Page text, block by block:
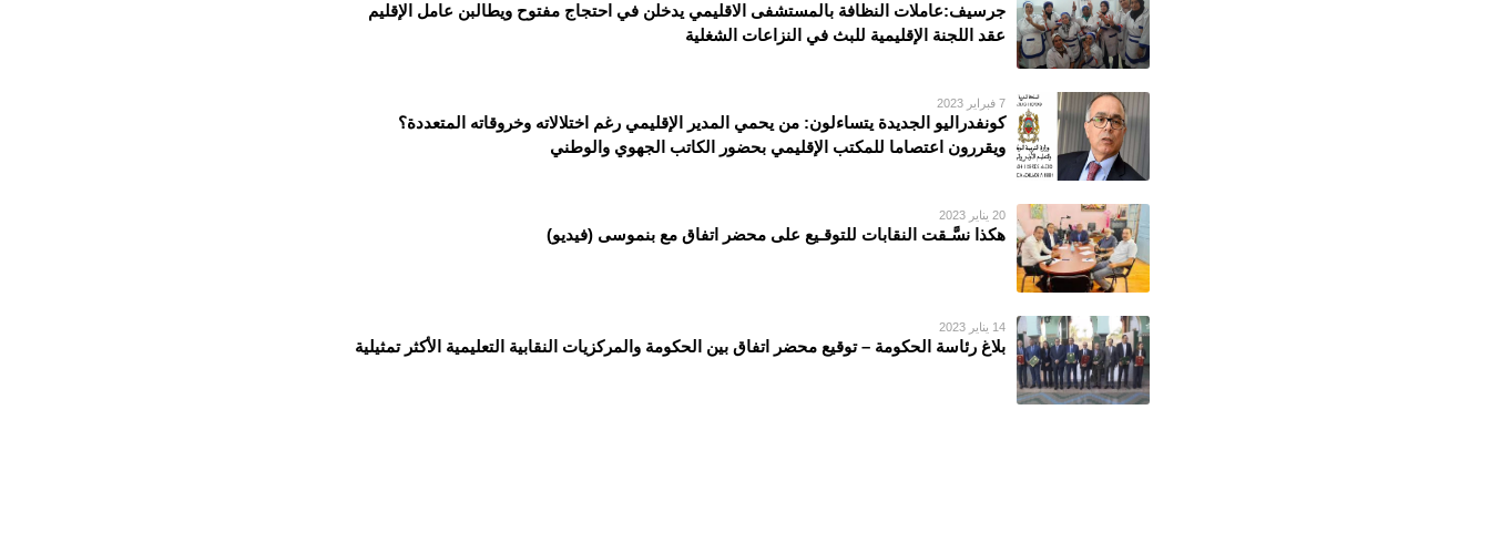
جرسيف:عاملات النظافة بالمستشفى الاقليمي يدخلن في احتجاج مفتوح ويطالبن عامل الإقليم
عقد اللجنة الإقليمية للبث في النزاعات الشغلية
7 فبراير 2023
كونفدراليو الجديدة يتساءلون: من يحمي المدير الإقليمي رغم اختلالاته وخروقاته المتعددة؟
ويقررون اعتصاما للمكتب الإقليمي بحضور الكاتب الجهوي والوطني
20 يناير 2023
هكذا نسَّـقت النقابات للتوقـيع على محضر اتفاق مع بنموسى (فيديو)
14 يناير 2023
بلاغ رئاسة الحكومة – توقيع محضر اتفاق بين الحكومة والمركزيات النقابية التعليمية الأكثر تمثيلية